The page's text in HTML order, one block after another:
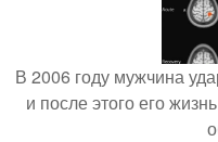
В 2006 году мужчина
и после этого его